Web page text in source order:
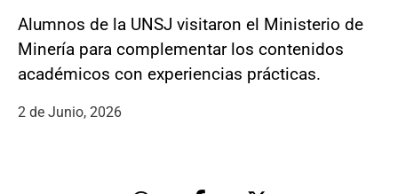
Alumnos de la UNSJ visitaron el Ministerio de
Minería para complementar los contenidos
académicos con experiencias prácticas.
2 de Junio, 2026